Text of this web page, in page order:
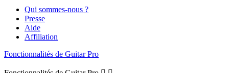
Qui sommes-nous ?
Presse
Aide
Affiliation
Fonctionnalités de Guitar Pro